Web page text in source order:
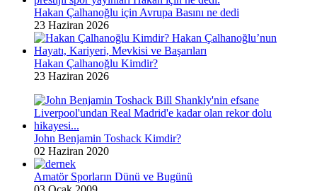
Hakan Çalhanoğlu için Avrupa Basını ne dedi
23 Haziran 2026
Hakan Çalhanoğlu Kimdir?
23 Haziran 2026
John Benjamin Toshack Kimdir?
02 Haziran 2020
Amatör Sporların Dünü ve Bugünü